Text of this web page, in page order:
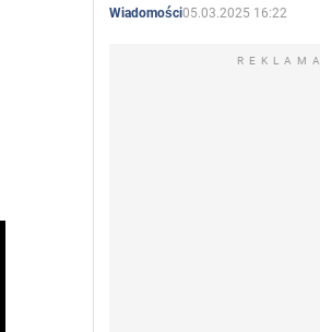
Wiadomości05.03.2025 16:22
REKLAMA